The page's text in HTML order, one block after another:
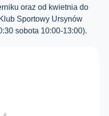
oraz od kwietnia do
Sportowy Ursynów
sobota 10:00-13:00).